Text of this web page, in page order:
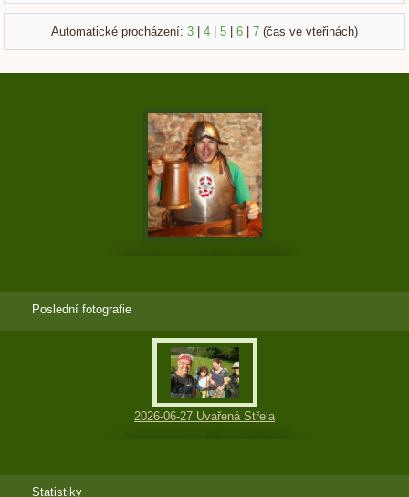
Automatické procházení: 3 4 5 6 7 (čas ve vteřinách)
Poslední fotografie
2026-06-27 Uvařená Střela
Statistiky